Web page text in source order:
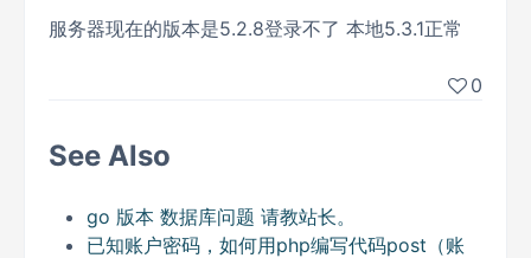
服务器现在的版本是5.2.8登录不了 本地5.3.1正常
0
See Also
go 版本 数据库问题 请教站长。
已知账户密码，如何用php编写代码post（账